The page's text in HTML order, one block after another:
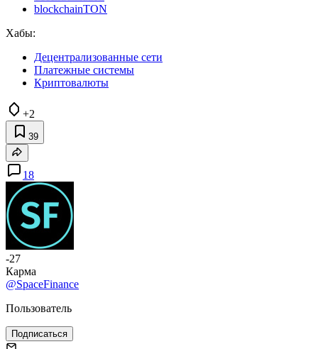
blockchainTON
Хабы:
Децентрализованные сети
Платежные системы
Криптовалюты
+2
39
18
-27
Карма
@SpaceFinance
Пользователь
Подписаться